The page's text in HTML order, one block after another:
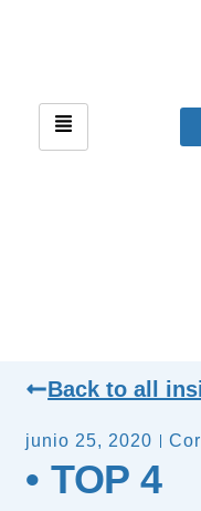
Back to all
junio 25, 2020
• TOP 4